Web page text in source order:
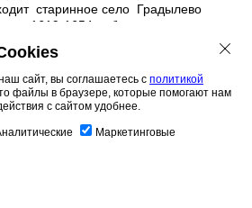
старинное село Градылево
в 1619-1654 гг. было центром
(Ивана Никитича и
Город имеет важное
для территории
доступно только для
сайт, вы соглашаетесь с политикой
файлы в браузере, которые помогают нам
с сайтом удобнее.
Маркетинговые